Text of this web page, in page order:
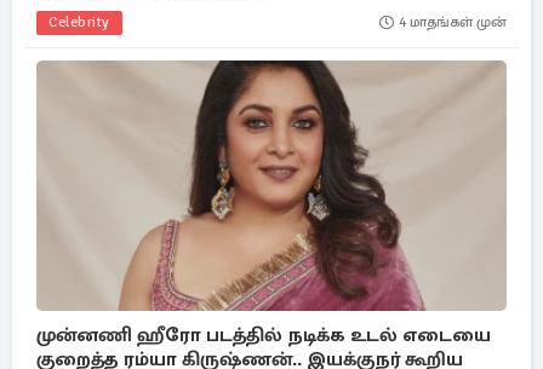
Celebrity 4 மாதங்கள் முன்
முன்னணி ஹீரோ படத்தில் நடிக்க உடல் எடையை
குறைத்த ரம்யா கிருஷ்ணன்.. இயக்குநர் கூறிய